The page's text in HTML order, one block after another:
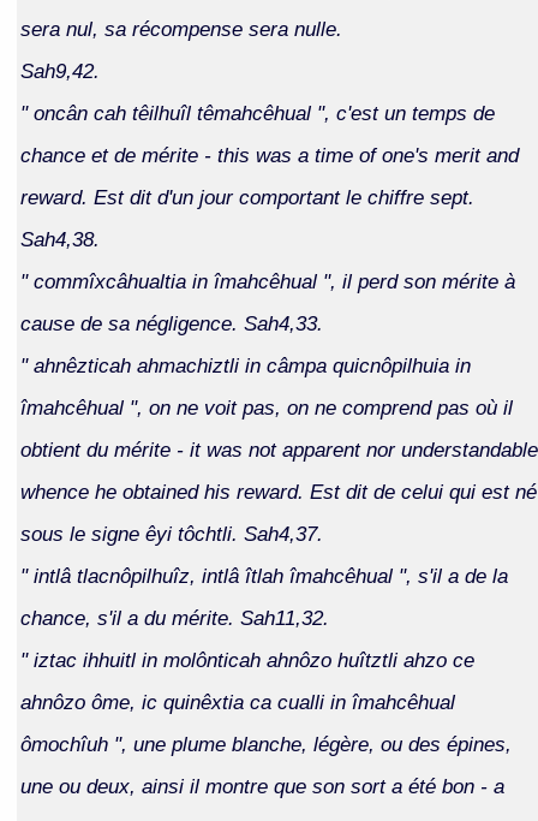
sera nul, sa récompense sera nulle.
Sah9,42.
" oncân cah têilhuîl têmahcêhual ", c'est un temps de
chance et de mérite - this was a time of one's merit and
reward. Est dit d'un jour comportant le chiffre sept.
Sah4,38.
" commîxcâhualtia in îmahcêhual ", il perd son mérite à
cause de sa négligence. Sah4,33.
" ahnêzticah ahmachiztli in câmpa quicnôpilhuia in
îmahcêhual ", on ne voit pas, on ne comprend pas où il
obtient du mérite - it was not apparent nor understandable
whence he obtained his reward. Est dit de celui qui est né
sous le signe êyi tôchtli. Sah4,37.
" intlâ tlacnôpilhuîz, intlâ îtlah îmahcêhual ", s'il a de la
chance, s'il a du mérite. Sah11,32.
" iztac ihhuitl in molônticah ahnôzo huîtztli ahzo ce
ahnôzo ôme, ic quinêxtia ca cualli in îmahcêhual
ômochîuh ", une plume blanche, légère, ou des épines,
une ou deux, ainsi il montre que son sort a été bon - a